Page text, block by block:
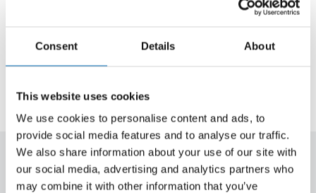
Consent Details About
This website uses cookies
We use cookies to personalise content and ads, to
provide social media features and to analyse our traffic.
We also share information about your use of our site with
our social media, advertising and analytics partners who
may combine it with other information that you’ve
mitgeliefert.
Mit Bestellcode versehene Produkte, Gebinde
Lager verfügbar.
Weitere Informationen